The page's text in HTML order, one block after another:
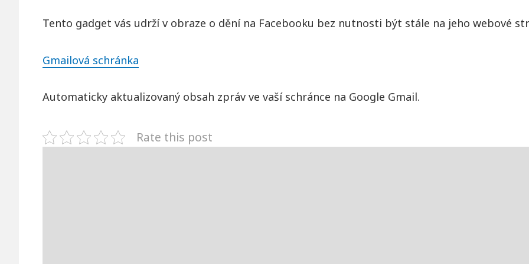
Tento gadget vás udrží v obraze o dění na Facebooku bez nutnosti být stále na jeho webové
Gmailová schránka
Automaticky aktualizovaný obsah zpráv ve vaší schránce na Google Gmail.
Rate this post